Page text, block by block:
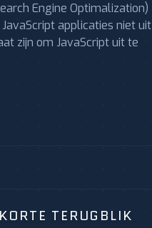
Engine Optimalization)
applicaties niet uit
zijn om JavaScript uit te
TERUGBLIK